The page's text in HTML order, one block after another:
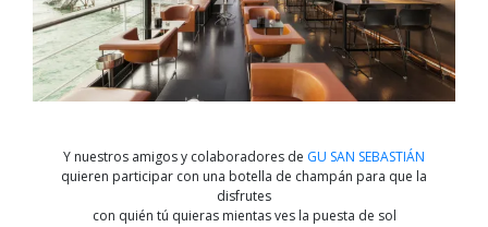
Y nuestros amigos y colaboradores de GU SAN SEBASTIÁN
quieren participar con una botella de champán para que la
disfrutes
con quién tú quieras mientas ves la puesta de sol